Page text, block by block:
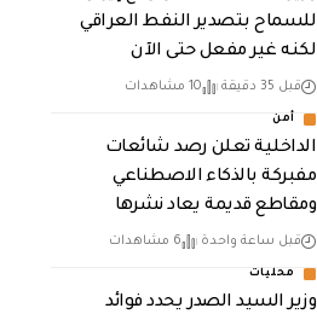
للسماح بتصدير النفط العراقي
لكنه غير مفعل حتى الآن
قبل 35 دقيقة 10 مشاهدات
أمن
الداخلية تعلن رصد شائعات
مفبركة بالذكاء الاصطناعي
ومقاطع قديمة يعاد نشرها
قبل ساعة واحدة 6 مشاهدات
محليات
وزير السيد الصدر يحدد فوائد